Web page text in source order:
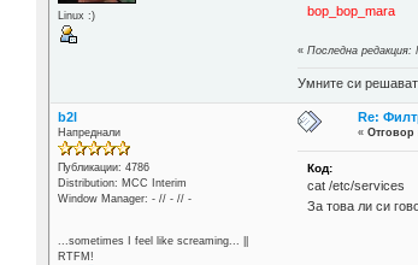
Linux :)
bop_bop_mara
«Последна
Умните си
b2l
Напреднали
Публикации: 4786
Distribution: MCC Interim
Window Manager: - // - // -
...sometimes I feel like screaming... ||
RTFM!
Re:
«Отговор
Код:
cat /etc/services
За това ли си